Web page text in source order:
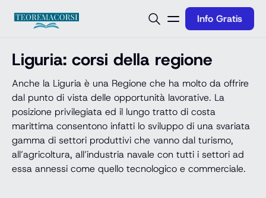
Info Gratis
Liguria: corsi della regione
Anche la Liguria è una Regione che ha molto da offrire
dal punto di vista delle opportunità lavorative. La
posizione privilegiata ed il lungo tratto di costa
marittima consentono infatti lo sviluppo di una svariata
gamma di settori produttivi che vanno dal turismo,
all’agricoltura, all’industria navale con tutti i settori ad
essa annessi come quello tecnologico e commerciale.